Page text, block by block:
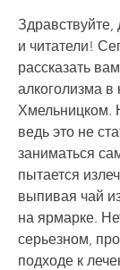
Здравствуйте,
и читатели!
рассказать
алкоголизма
Хмельницком.
ведь это не
заниматься
пытается
выпивая чай
на ярмарке.
серьезном,
подходе к